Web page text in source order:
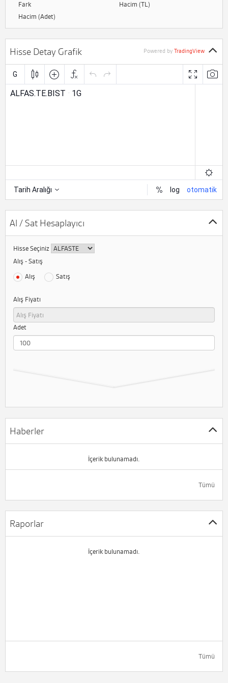
Fark
Hacim (TL)
Hacim (Adet)
Hisse Detay Grafik Powered by TradingView
Al / Sat Hesaplayıcı
Hisse Seçiniz
Alış - Satış
Alış
Satış
Alış Fiyatı
Adet
Haberler
İçerik bulunamadı.
Tümü
Raporlar
İçerik bulunamadı.
Tümü